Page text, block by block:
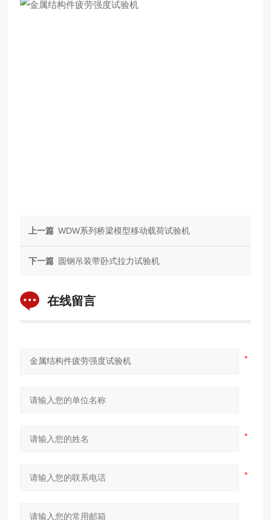
上一篇 WDW系列桥梁模型移动载荷试验机
下一篇 圆钢吊装带卧式拉力试验机
在线留言